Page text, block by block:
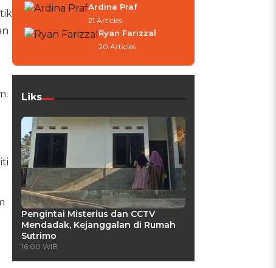
Ardina Praf
21 Articles
Ryan Farizzal
20 Articles
Liks
Pengintai Misterius dan CCTV
Mendadak, Kejanggalan di Rumah
Sutrimo
16:00 WIB